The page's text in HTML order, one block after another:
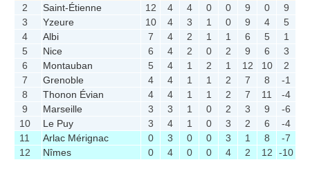
2
Saint-Étienne 12 4 4 0 0 9 0
9
3
Yzeure 10 4 3 1 0 9 4
5
4
Albi 7 4 2 1 1 6 5
1
5
Nice 6 4 2 0 2 9 6
3
6
Montauban 5 4 1 2 1 12 10
2
7
Grenoble 4 4 1 1 2 7 8
-1
8
Thonon Évian 4 4 1 1 2 7 11
-4
9
Marseille 3 3 1 0 2 3 9
-6
10
Le Puy 3 4 1 0 3 2 6
-4
11
Arlac Mérignac 0 3 0 0 3 1 8
-7
12
Nîmes 0 4 0 0 4 2 12 -10